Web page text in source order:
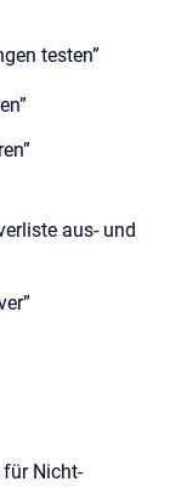
testen”
aus- und
für Nicht-